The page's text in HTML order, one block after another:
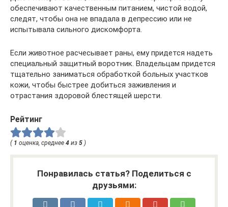
обеспечивают качественным питанием, чистой водой,
следят, чтобы она не впадала в депрессию или не
испытывала сильного дискомфорта.
Если животное расчесывает раны, ему придется надеть
специальный защитный воротник. Владельцам придется
тщательно заниматься обработкой больных участков
кожи, чтобы быстрее добиться заживления и
отрастания здоровой блестящей шерсти.
Рейтинг
( 1 оценка, среднее 4 из 5 )
Понравилась статья? Поделиться с
друзьями: